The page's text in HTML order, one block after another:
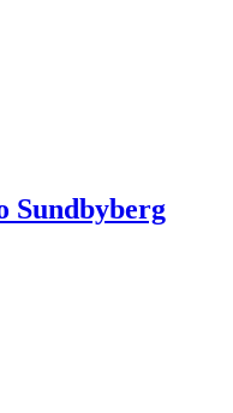
Sundbyberg